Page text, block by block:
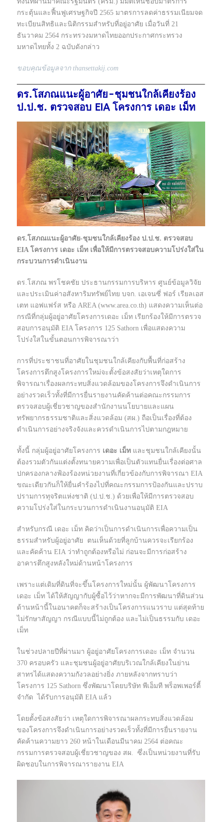
กระตุ้นและฟื้นฟูเศรษฐกิจปี 2565 มาตรการลดค่าธรรมเนียมจด
ทะเบียนสิทธิและนิติกรรมสำหรับที่อยู่อาศัย เมื่อวันที่ 21
ธันวาคม 2564 กระทรวงมหาดไทยออกประกาศกระทรวง
มหาดไทยทั้ง 2 ฉบับดังกล่าว
ขอบคุณข้อมูลจาก thansettakij.com
ดร.โสภณแนะผู้อาศัย-ชุมชนใกล้เคียงร้อง
ป.ป.ช. ตรวจสอบ EIA โครงการ เดอะ เม็ท
ดร.โสภณแนะผู้อาศัย-ชุมชนใกล้เคียงร้อง ป.ป.ช. ตรวจสอบ
EIA โครงการ เดอะ เม็ท เพื่อให้มีการตรวจสอบความโปร่งใส่ใน
กระบวนการดำเนินงาน
ดร.โสภณ พรโชคชัย ประธานกรรมการบริหาร ศูนย์ข้อมูลวิจัย
และประเมินค่าอสังหาริมทรัพย์ไทย บจก. เอเจนซี่ ฟอร์ เรียลเอส
เตท แอฟแฟร์ส หรือ AREA (www.area.co.th) แสดงความเห็นต่อ
กรณีที่กลุ่มผู้อยู่อาศัยโครงการเดอะ เม็ท เรียกร้องให้มีการตรวจ
สอบการอนุมัติ EIA โครงการ 125 Sathorn เพื่อแสดงความ
โปร่งใสในขั้นตอนการพิจารณาว่า
การที่ประชาชนที่อาศัยในชุมชนใกล้เคียงกับพื้นที่ก่อสร้าง
โครงการตึกสูงโครงการใหม่จะตั้งข้อสงสัยว่าเหตุใดการ
พิจารณาเรื่องผลกระทบสิ่งแวดล้อมของโครงการจึงดำเนินการ
อย่างรวดเร็วทั้งที่มีการยื่นรายงานคัดค้านต่อคณะกรรมการ
ตรวจสอบผู้เชี่ยวชาญของสำนักงานนโยบายและแผน
ทรัพยากรธรรมชาติและสิ่งแวดล้อม (สผ.) ถือเป็นเรื่องที่ต้อง
ดำเนินการอย่างจริงจังและควรดำเนินการไปตามกฎหมาย
ทั้งนี้ กลุ่มผู้อยู่อาศัยโครงการ เดอะ เม็ท และชุมชนใกล้เคียงนั้น
ต้องรวมตัวกันแต่งตั้งทนายความเพื่อเป็นตัวแทนยื่นเรื่องต่อศาล
ปกครองกลางฟ้องร้องหน่วยงานที่เกี่ยวข้องกับการพิจารณา EIA
ขณะเดียวกันก็ให้ยื่นคำร้องไปที่คณะกรรมการป้องกันและปราบ
ปรามการทุจริตแห่งชาติ (ป.ป.ช.) ด้วยเพื่อให้มีการตรวจสอบ
ความโปร่งใส่ในกระบวนการดำเนินงานอนุมัติ EIA
สำหรับกรณี เดอะ เม็ท คิดว่าเป็นการดำเนินการเพื่อความเป็น
ธรรมสำหรับผู้อยู่อาศัย ตนเห็นด้วยที่ลูกบ้านควรจะเรียกร้อง
และคัดค้าน EIA ว่าทำถูกต้องหรือไม่ ก่อนจะมีการก่อสร้าง
อาคารตึกสูงหลังใหม่ด้านหน้าโครงการ
เพราะแต่เดิมที่ดินที่จะขึ้นโครงการใหม่นั้น ผู้พัฒนาโครงการ
เดอะ เม็ท ได้ให้สัญญากับผู้ซื้อไว้ว่าหากจะมีการพัฒนาที่ดินส่วน
ด้านหน้านี้ในอนาคตก็จะสร้างเป็นโครงการแนวราบ แต่สุดท้าย
ไม่รักษาสัญญา กรณีแบบนี้ไม่ถูกต้อง และไม่เป็นธรรมกับ เดอะ
เม็ท
ในช่วงปลายปีที่ผ่านมา ผู้อยู่อาศัยโครงการเดอะ เม็ท จำนวน
370 ครอบครัว และชุมชนผู้อยู่อาศัยบริเวณใกล้เคียงในย่าน
สาทรได้แสดงความกังวลอย่างยิ่ง ภายหลังจากทราบว่า
โครงการ 125 Sathorn ซึ่งพัฒนาโดยบริษัท พีเอ็มที พร็อพเพอร์ตี้
จำกัด ได้รับการอนุมัติ EIA แล้ว
โดยตั้งข้อสงสัยว่า เหตุใดการพิจารณาผลกระทบสิ่งแวดล้อม
ของโครงการจึงดำเนินการอย่างรวดเร็วทั้งที่มีการยื่นรายงาน
คัดค้านความยาว 260 หน้าในเดือนมีนาคม 2564 ต่อคณะ
กรรมการตรวจสอบผู้เชี่ยวชาญของ สผ. ซึ่งเป็นหน่วยงานที่รับ
ผิดชอบในการพิจารณารายงาน EIA